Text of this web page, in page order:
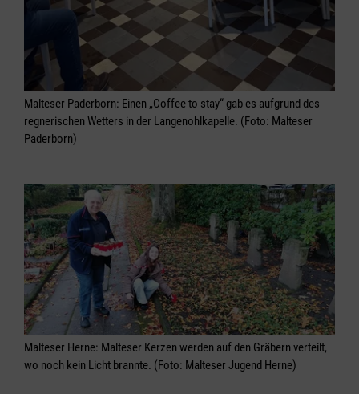
Malteser Paderborn: Einen „Coffee to stay“ gab es aufgrund des
regnerischen Wetters in der Langenohlkapelle. (Foto: Malteser
Paderborn)
Malteser Herne: Malteser Kerzen werden auf den Gräbern verteilt,
wo noch kein Licht brannte. (Foto: Malteser Jugend Herne)